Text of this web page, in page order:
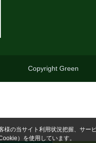
Copyright Green
様の当サイト利用状況把握、サー
）を使用しています。